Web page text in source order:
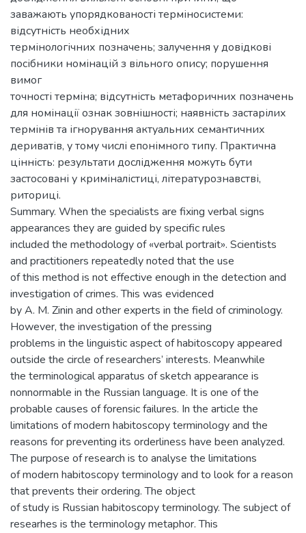
заважають упорядкованості терміносистеми:
відсутність необхідних
термінологічних позначень; залучення у довідкові
посібники номінацій з вільного опису; порушення
вимог
точності терміна; відсутність метафоричних позначень
для номінації ознак зовнішності; наявність застарілих
термінів та ігнорування актуальних семантичних
дериватів, у тому числі епонімного типу. Практична
цінність: результати дослідження можуть бути
застосовані у криміналістиці, літературознавстві,
риториці.
Summary. When the specialists are fixing verbal signs
appearances they are guided by specific rules
included the methodology of «verbal portrait». Scientists
and practitioners repeatedly noted that the use
of this method is not effective enough in the detection and
investigation of crimes. This was evidenced
by A. M. Zinin and other experts in the field of criminology.
However, the investigation of the pressing
problems in the linguistic aspect of habitoscopy appeared
outside the circle of researchers’ interests. Meanwhile
the terminological apparatus of sketch appearance is
nonnormable in the Russian language. It is one of the
probable causes of forensic failures. In the article the
limitations of modern habitoscopy terminology and the
reasons for preventing its orderliness have been analyzed.
The purpose of research is to analyse the limitations
of modern habitoscopy terminology and to look for a reason
that prevents their ordering. The object
of study is Russian habitoscopy terminology. The subject of
researhes is the terminology metaphor. This